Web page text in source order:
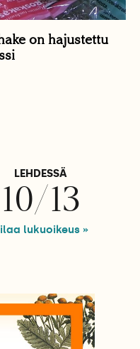
on hajustettu
LEHDESSÄ
10/13
lukuoikeus »